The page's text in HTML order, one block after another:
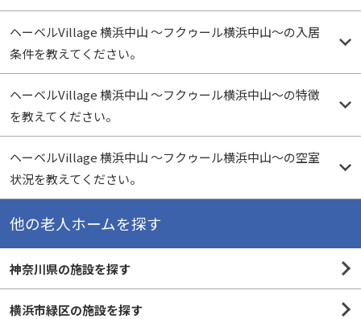
ヘーベルVillage 横浜中山 〜フクゥール横浜中山〜の入居
条件を教えてください。
ヘーベルVillage 横浜中山 〜フクゥール横浜中山〜の特徴
を教えてください。
ヘーベルVillage 横浜中山 〜フクゥール横浜中山〜の空室
状況を教えてください。
他の老人ホームを探す
神奈川県の施設を探す
横浜市緑区の施設を探す